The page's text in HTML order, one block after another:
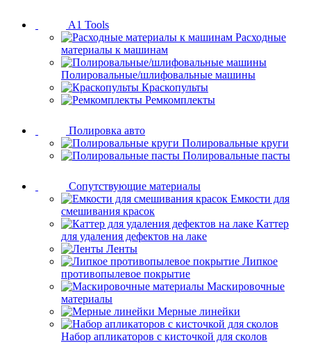
A1 Tools
Расходные
материалы к машинам
Полировальные/шлифовальные машины
Краскопульты
Ремкомплекты
Полировка авто
Полировальные круги
Полировальные пасты
Сопутствующие материалы
Емкости для
смешивания красок
Каттер
для удаления дефектов на лаке
Ленты
Липкое
противопылевое покрытие
Маскировочные
материалы
Мерные линейки
Набор апликаторов с кисточкой для сколов